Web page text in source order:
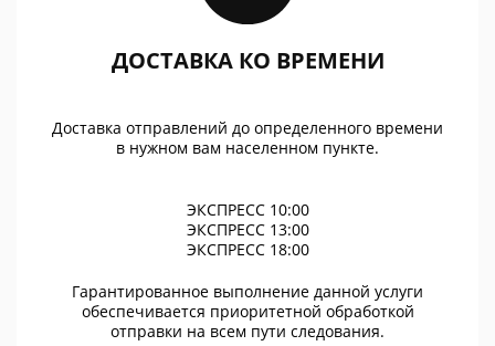
ДОСТАВКА КО ВРЕМЕНИ
Доставка отправлений до определенного времени
в нужном вам населенном пункте.
ЭКСПРЕСС 10:00
ЭКСПРЕСС 13:00
ЭКСПРЕСС 18:00
Гарантированное выполнение данной услуги
обеспечивается приоритетной обработкой
отправки на всем пути следования.